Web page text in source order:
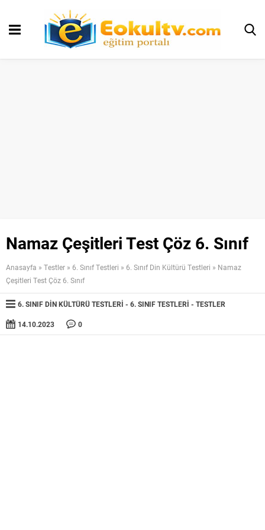
Namaz Çeşitleri Test Çöz 6. Sınıf
Anasayfa » Testler » 6. Sınıf Testleri » 6. Sınıf Din Kültürü Testleri » Namaz
Çeşitleri Test Çöz 6. Sınıf
6. SINIF DIN KÜLTÜRÜ TESTLERI 6. SINIF TESTLERI TESTLER
14.10.2023 0